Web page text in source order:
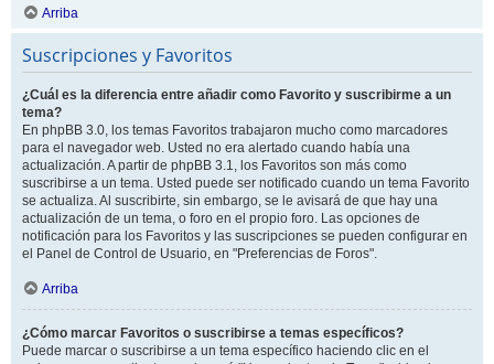
Arriba
Suscripciones y Favoritos
¿Cuál es la diferencia entre añadir como Favorito y suscribirme a un
tema?
En phpBB 3.0, los temas Favoritos trabajaron mucho como marcadores
para el navegador web. Usted no era alertado cuando había una
actualización. A partir de phpBB 3.1, los Favoritos son más como
suscribirse a un tema. Usted puede ser notificado cuando un tema Favorito
se actualiza. Al suscribirte, sin embargo, se le avisará de que hay una
actualización de un tema, o foro en el propio foro. Las opciones de
notificación para los Favoritos y las suscripciones se pueden configurar en
el Panel de Control de Usuario, en "Preferencias de Foros".
Arriba
¿Cómo marcar Favoritos o suscribirse a temas específicos?
Puede marcar o suscribirse a un tema específico haciendo clic en el